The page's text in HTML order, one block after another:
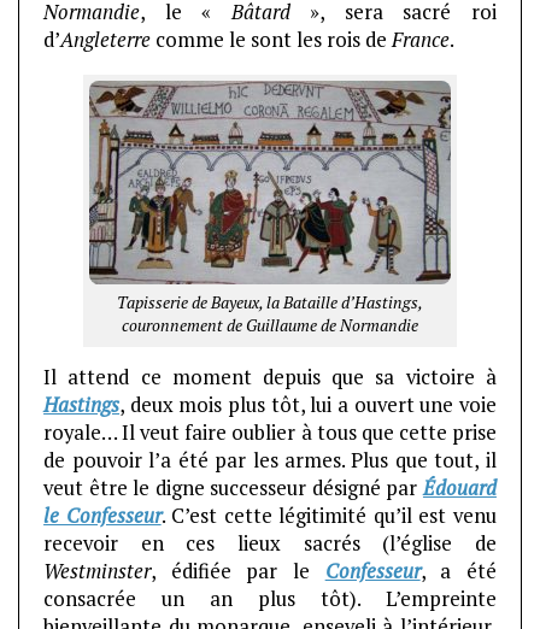
Normandie, le «Bâtard », sera sacré roi
d’Angleterre comme le sont les rois deFrance.
Tapisserie de Bayeux, la Bataille d’Hastings,
couronnement de Guillaume de Normandie
Il attend ce moment depuis que sa victoire à
Hastings, deux mois plus tôt, lui a ouvert une voie
royale… Il veut faire oublier à tous que cette prise
de pouvoir l’a été par les armes. Plus que tout, il
veut être le digne successeur désigné parÉdouard
le Confesseur. C’est cette légitimité qu’il est venu
recevoir en ces lieux sacrés (l’église de
Westminster, édifiée par le Confesseur, a été
consacrée un an plus tôt). L’empreinte